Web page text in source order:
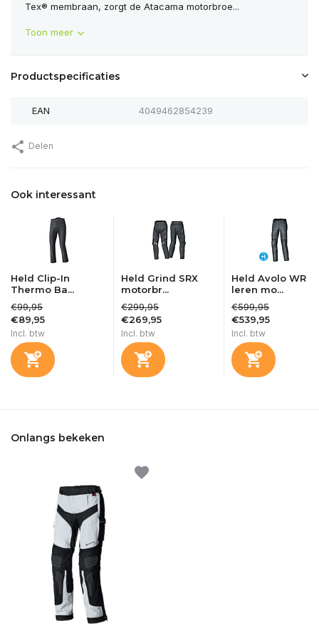
Tex® membraan, zorgt de Atacama motorbroe...
Toon meer
Productspecificaties
EAN 4049462854239
Delen
Ook interessant
Held Clip-In
Thermo Ba...
€99,95
€89,95
Incl. btw
Held Grind SRX
motorbr...
€299,95
€269,95
Incl. btw
Held Avolo WR
leren mo...
€599,95
€539,95
Incl. btw
Onlangs bekeken